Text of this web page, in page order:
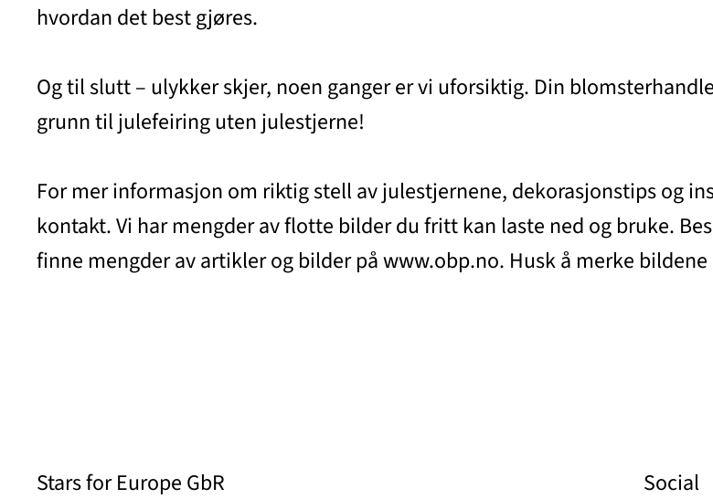
hvordan det best gjøres.
Og til slutt – ulykker skjer, noen ganger er vi uforsiktig. Din
grunn til julefeiring uten julestjerne!
For mer informasjon om riktig stell av julestjernene, dekorasjonstips og
kontakt. Vi har mengder av flotte bilder du fritt kan laste ned og bruke.
finne mengder av artikler og bilder på www.obp.no. Husk å merke
Stars for Europe GbR
Social